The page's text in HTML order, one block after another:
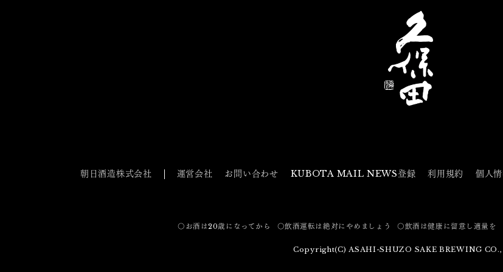
朝日酒造株式会社 運営会社 お問い合わせ KUBOTA MAIL NEWS登録 利用規約 個人
〇お酒は20歳になってから 〇飲酒運転は絶対にやめましょう 〇飲酒は健康に留意し適量を
Copyright(C) ASAHI-SHUZO SAKE BREWING CO.,